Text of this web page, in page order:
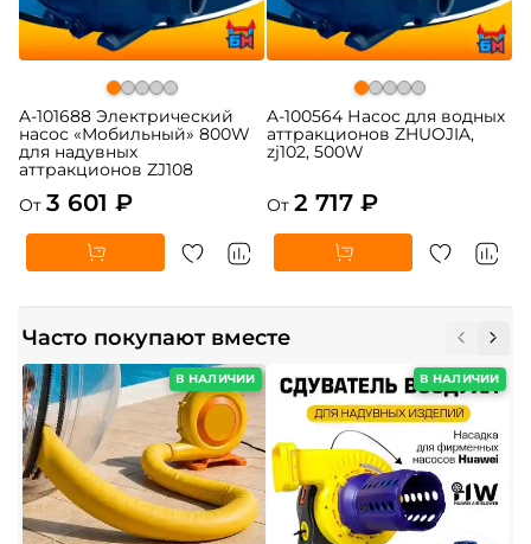
A-101688 Электрический
насос «Мобильный» 800W
для надувных
аттракционов ZJ108
От 3 601 ₽
A-100564 Насос для водных
аттракционов ZHUOJIA,
zj102, 500W
От 2 717 ₽
Часто покупают вместе
В НАЛИЧИИ В НАЛИЧИИ